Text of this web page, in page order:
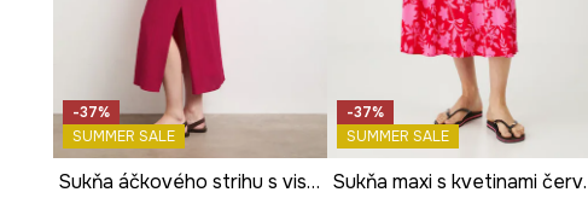
-37%
SUMMER SALE
Sukňa áčkového strihu s viskózou
-37%
SUMMER SALE
Sukňa